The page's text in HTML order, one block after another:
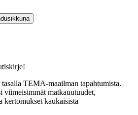
TEMA-maailman tapahtumista.
viimeisimmät matkauutuudet,
kertomukset kaukaisista